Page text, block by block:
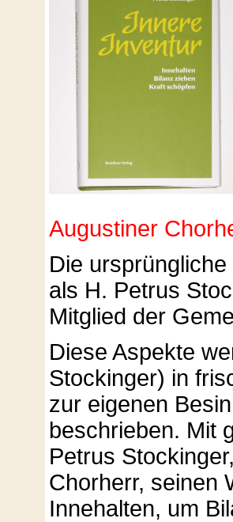
Augustiner
Die
als H. Petrus
Mitglied der
Diese Aspekte
Stockinger) in
zur eigenen
beschrieben. Mit
Petrus
Chorherr, seinen
Innehalten, um